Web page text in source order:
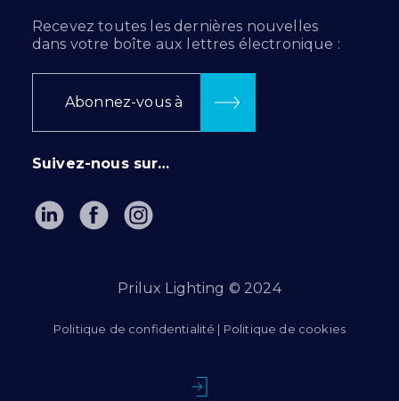
Recevez toutes les dernières nouvelles
dans votre boîte aux lettres électronique :
Abonnez-vous à
Suivez-nous sur…
Prilux Lighting © 2024
Politique de confidentialité | Politique de cookies